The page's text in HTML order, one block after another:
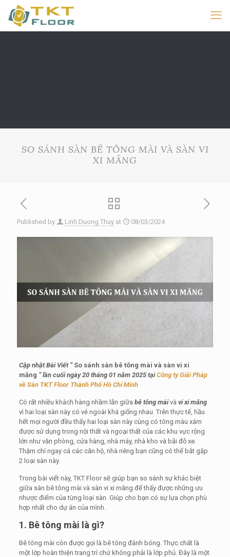
SO SÁNH SÀN BÊ TÔNG MÀI VÀ SÀN VI
XI MĂNG
Published by Linh Duong Thuy at 08/03/2024
Cập nhật Bài Viết “So sánh sàn bê tông mài và sàn vi xi
măng ” lần cuối ngày 20 tháng 01 năm 2025 tạiCông ty Giải Pháp
về Sàn TKT Floor Thành Phố Hồ Chí Minh
Có rất nhiều khách hàng nhầm lẫn giữa bê tông màivà vi xi măng
vì hai loại sàn này có vẻ ngoài khá giống nhau. Trên thực tế, hầu
hết mọi người đều thấy hai loại sàn này cùng có tông màu xám
được sử dụng trong nội thất và ngoại thất của các khu vực rộng
lớn như văn phòng, cửa hàng, nhà máy, nhà kho và bãi đỗ xe.
Thậm chí ngay cả các căn hộ, nhà riêng bạn cũng có thể bắt gặp
2 loại sàn này.
Trong bài viết này, TKT Floor sẽ giúp bạn so sánh sự khác biệt
giữa sàn bê tông mài và sàn vi xi măng để thấy được những ưu
nhược điểm của từng loại sàn. Giúp cho bạn có sự lựa chọn phù
hợp nhất cho dự án của mình.
1. Bê tông mài là gì?
Bê tông mài còn được gọi là bê tông đánh bóng. Thực chất là
một lớp hoàn thiện trang trí chứ không phải là lớp phủ. Đây là một